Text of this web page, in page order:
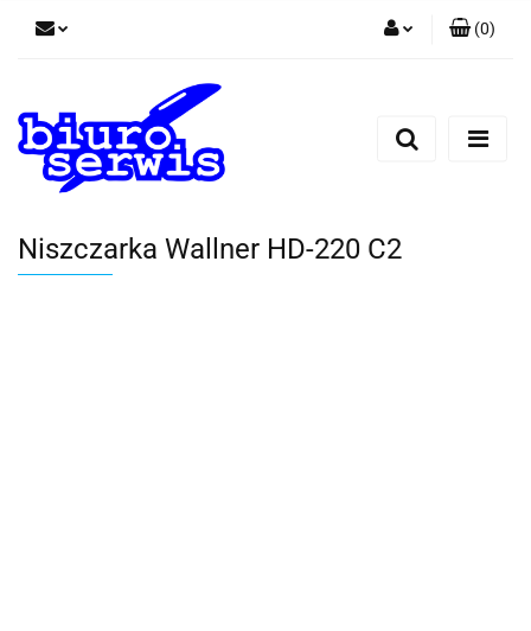
Zarejestruj się
(0)
Niszczarka Wallner HD-220 C2